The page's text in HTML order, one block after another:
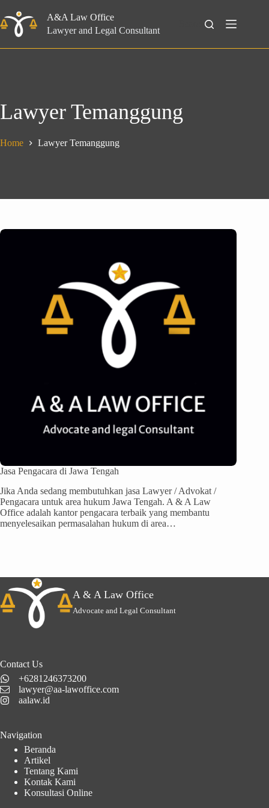
to
content
A&A Law Office
Lawyer and Legal Consultant
Search
Lawyer Temanggung
Home Lawyer Temanggung
Jasa Pengacara di Jawa Tengah
Jika Anda sedang membutuhkan jasa Lawyer / Advokat /
Pengacara untuk area hukum Jawa Tengah. A & A Law
Office adalah kantor pengacara terbaik yang membantu
menyelesaikan permasalahan hukum di area…
A & A Law Office
Advocate and Legal Consultant
Contact Us
+6281246373200
lawyer@aa-lawoffice.com
aalaw.id
Navigation
Beranda
Artikel
Tentang Kami
Kontak Kami
Konsultasi Online